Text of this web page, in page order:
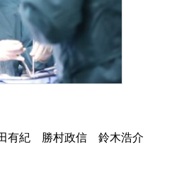
有紀 勝村政信 鈴木浩介